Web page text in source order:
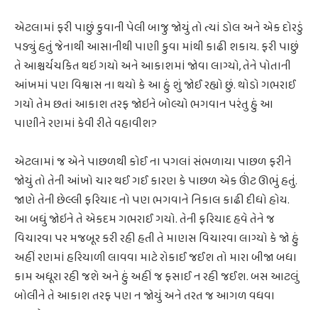
એટલામાં ફરી પાછું કુવાની પેલી બાજુ જોયું તો ત્યાં ડોલ અને એક દોરડું
પડ્યું હતું જેનાથી આસાનીથી પાણી કુવા માંથી કાઢી શકાય. ફરી પાછું
તે આશ્ચર્યચકિત થઇ ગયો અને આકાશમાં જોવા લાગ્યો, તેને પોતાની
આંખમાં પણ વિશ્વાસ ના થયો કે આ હું શું જોઈ રહ્યો છું. થોડો ગભરાઈ
ગયો તેમ છતાં આકાશ તરફ જોઇને બોલ્યો ભગવાન પરંતુ હું આ
પાણીને રણમાં કેવી રીતે વહાવીશ?
એટલામાં જ એને પાછળથી કોઈ ના પગલાં સંભળાયા પાછળ ફરીને
જોયું તો તેની આંખો ચાર થઈ ગઈ કારણ કે પાછળ એક ઊંટ ઊભું હતું.
જાણે તેની છેલ્લી ફરિયાદ નો પણ ભગવાને નિકાલ કાઢી દીધો હોય.
આ બધું જોઇને તે એકદમ ગભરાઈ ગયો. તેની ફરિયાદ હવે તેને જ
વિચારવા પર મજબૂર કરી રહી હતી તે માણસ વિચારવા લાગ્યો કે જો હું
અહીં રણમાં હરિયાળી લાવવા માટે રોકાઈ જઈશ તો મારા બીજા બધા
કામ અધૂરા રહી જશે અને હું અહીં જ ફસાઈ ન રહી જઈશ. બસ આટલું
બોલીને તે આકાશ તરફ પણ ન જોયું અને તરત જ આગળ વધવા